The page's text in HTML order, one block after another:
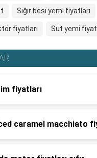
Sığır besi yemi fiyatları
fiyatları Sut yemi
fiyatları
caramel macchiato